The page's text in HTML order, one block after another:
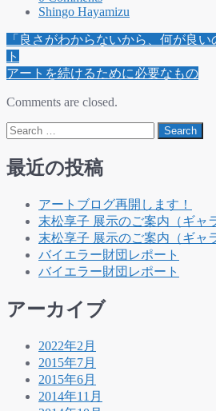
Shingo Hayamizu
Post
navigation
「良さがわからないから、何が良
ト
アートを続けるために必要なもの
Comments are closed.
Search
最近の投稿
アートブログ再開します！
末松享子 展示のご案内（ギャ
末松享子 展示のご案内（ギャ
バイエラー財団レポート
バイエラー財団レポート
アーカイブ
2022年2月
2015年7月
2015年6月
2014年11月